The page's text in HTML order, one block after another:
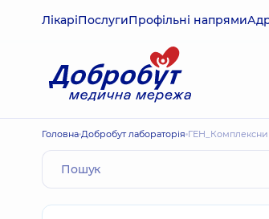
ЛікаріПослугиПрофільні напрями
Головна Добробут лабораторія